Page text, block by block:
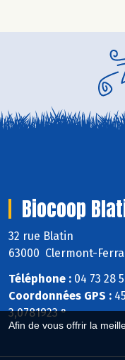
Afin de vous offrir la
Biocoop
32 rue Blatin
63000 Clermont-
Téléphone : 04 73 28
Coordonnées GPS :
3,0781923 °